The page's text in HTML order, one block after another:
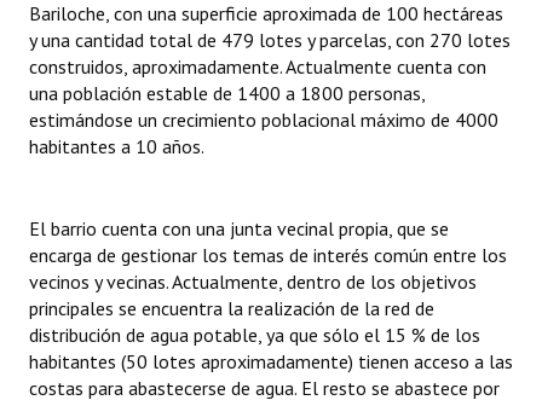
Bariloche, con una superficie aproximada de 100 hectáreas
y una cantidad total de 479 lotes y parcelas, con 270 lotes
construidos, aproximadamente. Actualmente cuenta con
una población estable de 1400 a 1800 personas,
estimándose un crecimiento poblacional máximo de 4000
habitantes a 10 años.
El barrio cuenta con una junta vecinal propia, que se
encarga de gestionar los temas de interés común entre los
vecinos y vecinas. Actualmente, dentro de los objetivos
principales se encuentra la realización de la red de
distribución de agua potable, ya que sólo el 15 % de los
habitantes (50 lotes aproximadamente) tienen acceso a las
costas para abastecerse de agua. El resto se abastece por